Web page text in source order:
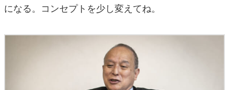
になる。コンセプトを少し変えてね。